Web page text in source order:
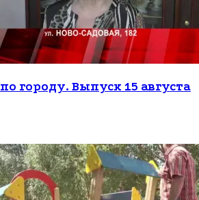
городу. Выпуск 15 августа